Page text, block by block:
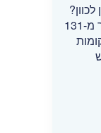
לפי נתוני הלמ"ס, בישראל יש יותר מ-131